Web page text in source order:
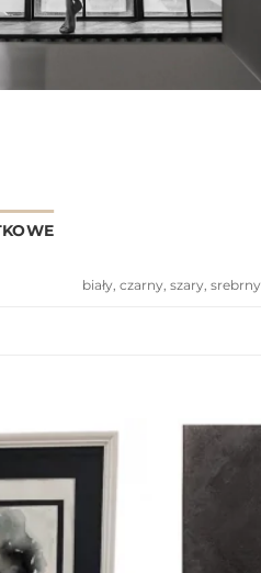
biały, czarny, szary, srebrny